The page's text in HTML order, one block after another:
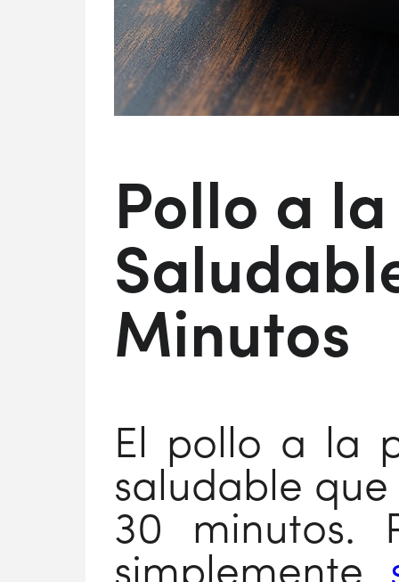
Pollo a
Minutos
El pollo a la
saludable
30 minutos.